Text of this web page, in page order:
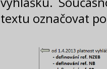
textu označovat